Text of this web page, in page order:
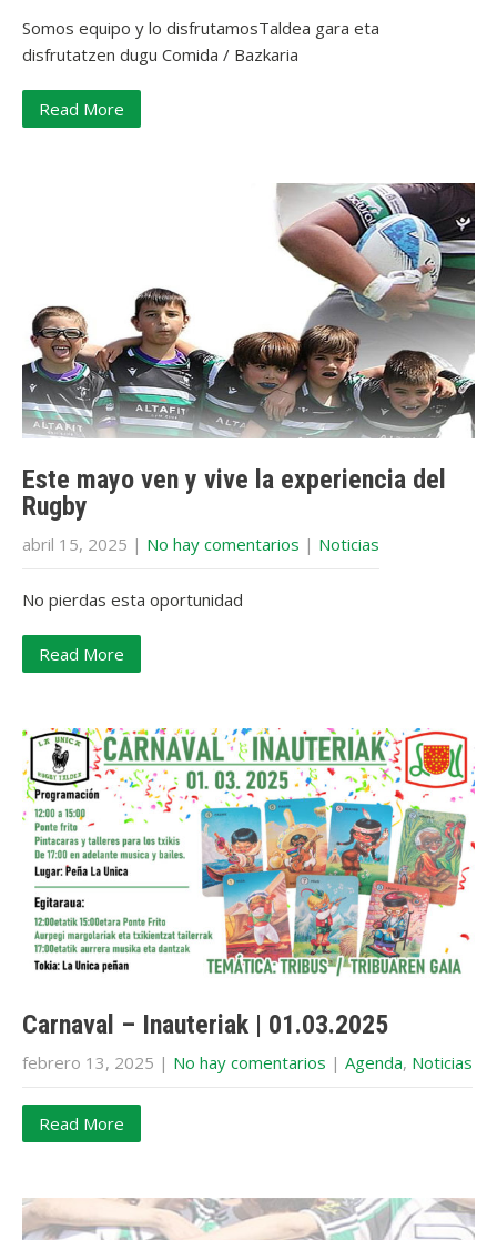
Somos equipo y lo disfrutamosTaldea gara eta
disfrutatzen dugu Comida / Bazkaria
Read More
Este mayo ven y vive la experiencia del
Rugby
abril 15, 2025 | No hay comentarios | Noticias
No pierdas esta oportunidad
Read More
Carnaval – Inauteriak | 01.03.2025
febrero 13, 2025 | No hay comentarios | Agenda, Noticias
Read More